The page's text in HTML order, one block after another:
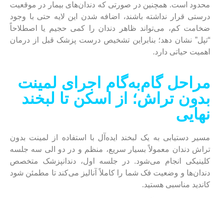
محدود است. همچنین در صورتی که دندان‌های بیمار در موقعیت
درستی قرار نداشته باشند، اضافه شدن این لایه حتی با وجود
ضخامت کم، می‌تواند ظاهر دندان را کمی حجیم یا اصطلاحاً
“تپل” نشان دهد؛ بنابراین تشخیص درست پزشک قبل از درمان
اهمیت حیاتی دارد.
مراحل گام‌به‌گام اجرای لمینت
بدون تراش؛ از اسکن تا لبخند
نهایی
مسیر دستیابی به یک لبخند ایده‌آل با استفاده از لمینت بدون
تراش دندان معمولاً بسیار سریع، منظم و در دو الی سه جلسه
کلینیکی انجام می‌شود. در جلسه اول، دندانپزشک متخصص
دندان‌ها و وضعیت فک شما را کاملاً آنالیز می‌کند تا مطمئن شود
کاندید مناسبی هستید.